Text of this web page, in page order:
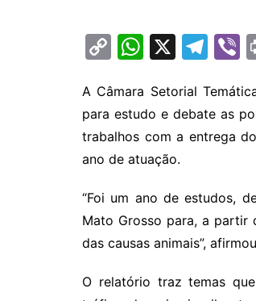
C
p
y
Li
k
W
at
s
A
p
p
X
T
e
gr
a
A Câmara Setorial
para estudo e debate as
trabalhos com a entrega
ano de atuação.
“Foi um ano de estudos,
Mato Grosso para, a partir
das causas animais”,
O relatório traz temas